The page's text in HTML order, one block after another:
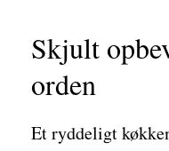
Skjult
orden
Et ryddeligt